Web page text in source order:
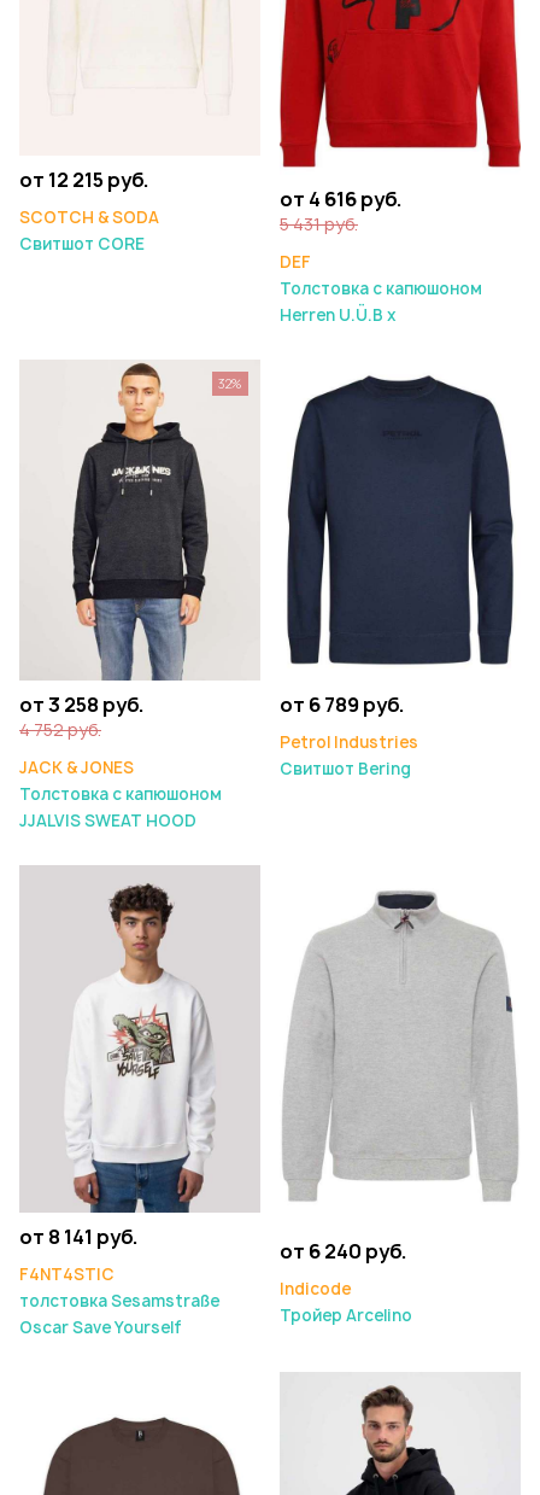
от 12 215 руб.
SCOTCH & SODA
Свитшот CORE
от 4 616 руб.
5 431 руб.
DEF
Толстовка с капюшоном
Herren U.Ü.B x
от 3 258 руб.
4 752 руб.
JACK & JONES
Толстовка с капюшоном
JJALVIS SWEAT HOOD
32%
от 6 789 руб.
Petrol Industries
Свитшот Bering
от 8 141 руб.
F4NT4STIC
толстовка Sesamstraße
Oscar Save Yourself
от 6 240 руб.
Indicode
Тройер Arcelino